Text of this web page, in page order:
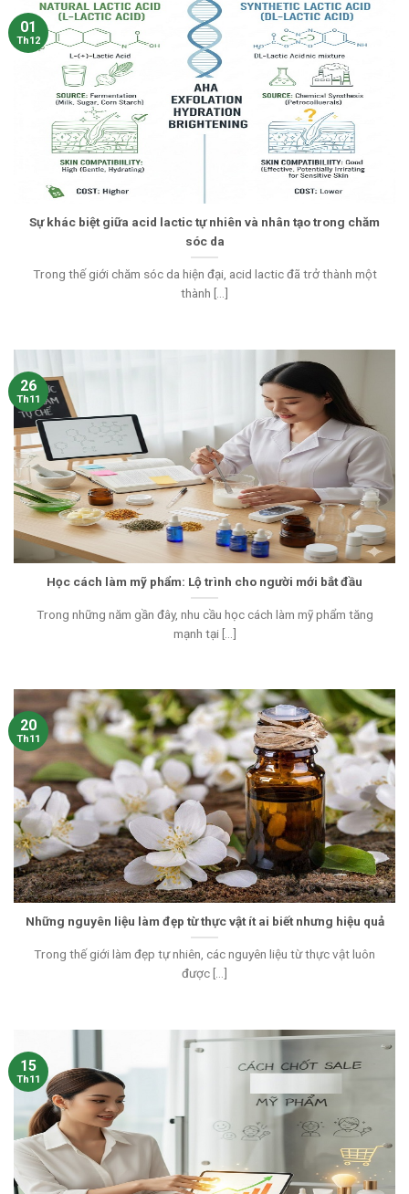
Sự khác biệt giữa acid lactic tự nhiên và nhân tạo trong chăm
sóc da
Trong thế giới chăm sóc da hiện đại, acid lactic đã trở thành một
thành [...]
01
Th12
Học cách làm mỹ phẩm: Lộ trình cho người mới bắt đầu
Trong những năm gần đây, nhu cầu học cách làm mỹ phẩm tăng
mạnh tại [...]
26
Th11
Những nguyên liệu làm đẹp từ thực vật ít ai biết nhưng hiệu quả
Trong thế giới làm đẹp tự nhiên, các nguyên liệu từ thực vật luôn
được [...]
20
Th11
15
Th11